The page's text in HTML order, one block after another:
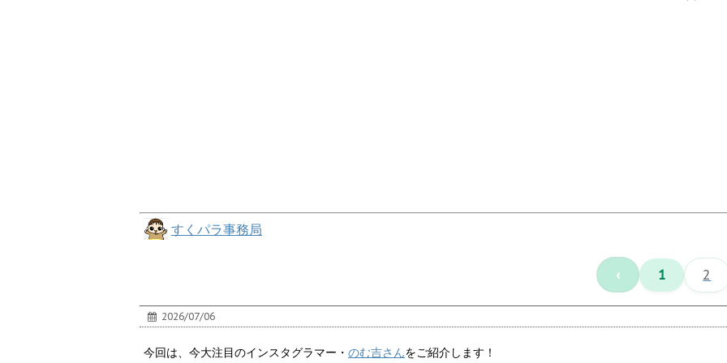
すくパラ事務局
‹ 1 2
2026/07/06
今回は、今大注目のインスタグラマー・ のむ吉さんをご紹介します！